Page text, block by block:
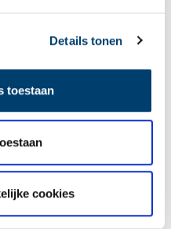
Details tonen
toestaan
cookies
in Aalsmeer houdt
bezoekers meedoen aan